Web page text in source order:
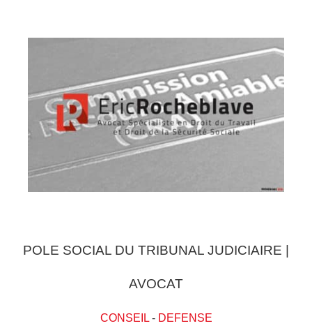
POLE SOCIAL DU TRIBUNAL JUDICIAIRE |
AVOCAT
CONSEIL- DEFENSE